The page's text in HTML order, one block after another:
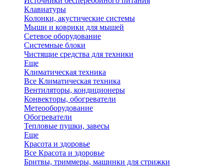
Клавиатуры
Колонки, акустические системы
Мыши и коврики для мышей
Сетевое оборудование
Системные блоки
Чистящие средства для техники
Еще
Климатическая техника
Все Климатическая техника
Вентиляторы, кондиционеры
Конвекторы, обогреватели
Метеооборудование
Обогреватели
Тепловые пушки, завесы
Еще
Красота и здоровье
Все Красота и здоровье
Бритвы, триммеры, машинки для стрижки